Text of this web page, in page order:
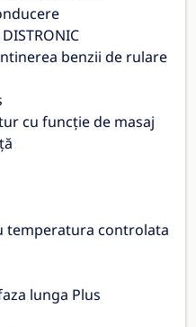
benzii de rulare
cu funcție de masaj
temperatura controlata
lunga Plus